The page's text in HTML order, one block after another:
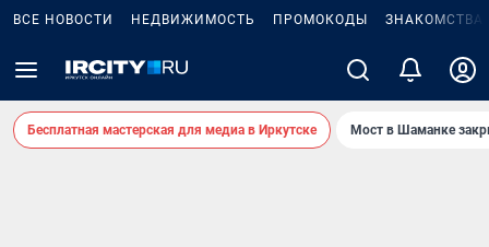
ВСЕ НОВОСТИ НЕДВИЖИМОСТЬ ПРОМОКОДЫ ЗНАКОМСТВА
Бесплатная мастерская для медиа в Иркутске Мост в Шаманке